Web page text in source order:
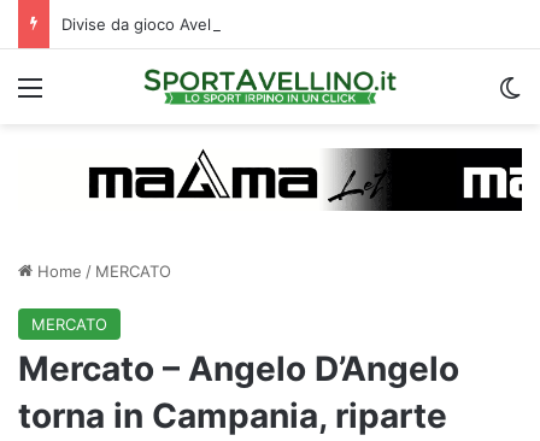
Menu
Home / MERCATO
MERCATO
Mercato – Angelo D’Angelo
torna in Campania, riparte